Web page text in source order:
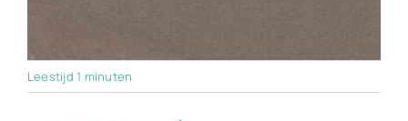
Leestijd 1 minuten